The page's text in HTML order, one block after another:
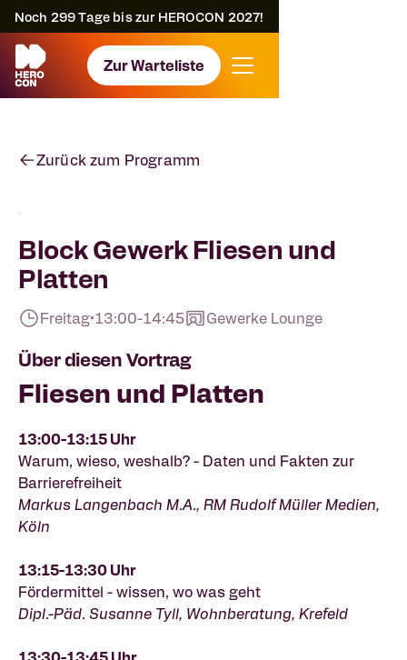
Noch 299Tage bis zur HEROCON 2027!
Zur Warteliste
Zurück zum Programm
Block Gewerk Fliesen und
Platten
Freitag•13:00-14:45 Gewerke Lounge
Über diesen Vortrag
Fliesen und Platten
13:00-13:15 Uhr
Warum, wieso, weshalb? - Daten und Fakten zur
Barrierefreiheit
Markus Langenbach M.A., RM Rudolf Müller Medien,
Köln
13:15-13:30 Uhr
Fördermittel - wissen, wo was geht
Dipl.-Päd. Susanne Tyll, Wohnberatung, Krefeld